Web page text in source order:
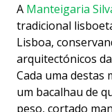
A Manteigaria
tradicional
Lisboa,
arquitectónicos
Cada uma destas
um bacalhau de
peso, cortado